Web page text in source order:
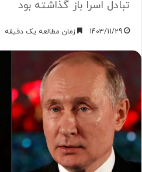
تبادل اسرا باز گذاشته بود
1403/11/29 زمان مطالعه یک دقیقه